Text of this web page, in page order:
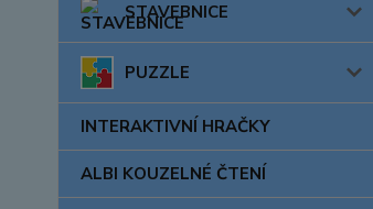
STAVEBNICE
PUZZLE
INTERAKTIVNÍ HRAČKY
ALBI KOUZELNÉ ČTENÍ